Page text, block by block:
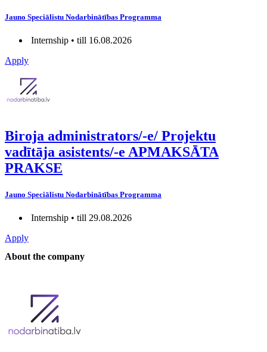
Jauno Speciālistu Nodarbinātības Programma
Internship • till 16.08.2026
Apply
Biroja administrators/-e/ Projektu
vadītāja asistents/-e APMAKSĀTA
PRAKSE
Jauno Speciālistu Nodarbinātības Programma
Internship • till 29.08.2026
Apply
About the company